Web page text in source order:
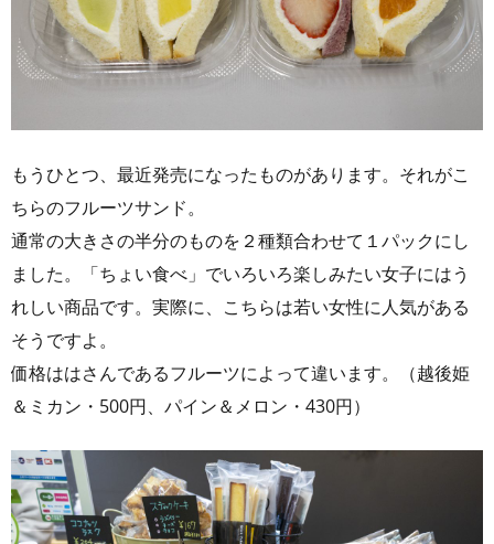
もうひとつ、最近発売になったものがあります。それがこ
ちらのフルーツサンド。
通常の大きさの半分のものを２種類合わせて１パックにし
ました。「ちょい食べ」でいろいろ楽しみたい女子にはう
れしい商品です。実際に、こちらは若い女性に人気がある
そうですよ。
価格ははさんであるフルーツによって違います。（越後姫
＆ミカン・500円、パイン＆メロン・430円）